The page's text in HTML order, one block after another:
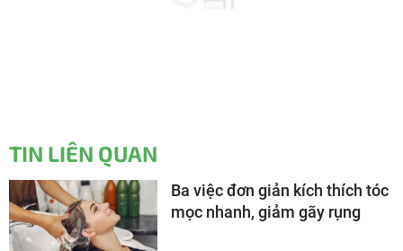
TIN LIÊN QUAN
Ba việc đơn giản kích thích tóc
mọc nhanh, giảm gãy rụng